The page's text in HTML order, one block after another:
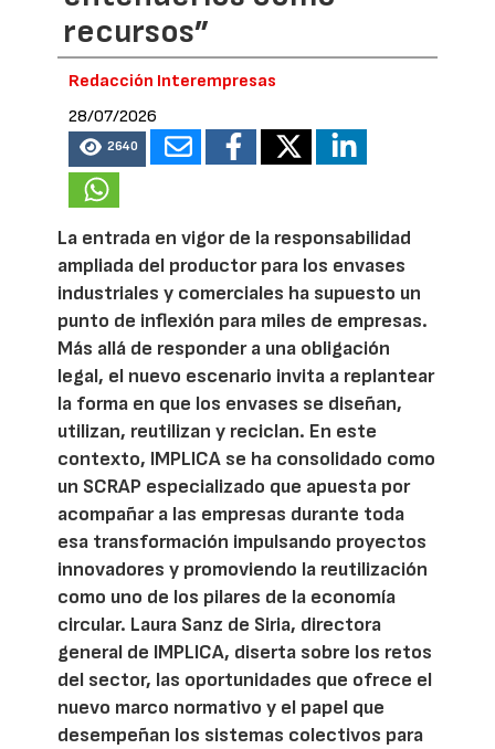
recursos”
Redacción Interempresas
28/07/2026
2640
La entrada en vigor de la responsabilidad
ampliada del productor para los envases
industriales y comerciales ha supuesto un
punto de inflexión para miles de empresas.
Más allá de responder a una obligación
legal, el nuevo escenario invita a replantear
la forma en que los envases se diseñan,
utilizan, reutilizan y reciclan. En este
contexto, IMPLICA se ha consolidado como
un SCRAP especializado que apuesta por
acompañar a las empresas durante toda
esa transformación impulsando proyectos
innovadores y promoviendo la reutilización
como uno de los pilares de la economía
circular. Laura Sanz de Siria, directora
general de IMPLICA, diserta sobre los retos
del sector, las oportunidades que ofrece el
nuevo marco normativo y el papel que
desempeñan los sistemas colectivos para